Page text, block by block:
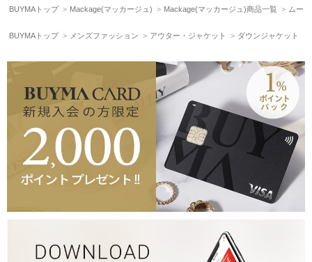
BUYMAトップ Mackage(マッカージュ) Mackage(マッカージュ)商品一覧 ムー
BUYMAトップ メンズファッション アウター・ジャケット ダウンジャケット